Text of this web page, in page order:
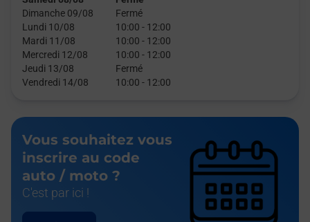
Dimanche 09/08
Fermé
Lundi 10/08
10:00 - 12:00
Mardi 11/08
10:00 - 12:00
Mercredi 12/08
10:00 - 12:00
Jeudi 13/08
Fermé
Vendredi 14/08
10:00 - 12:00
Vous souhaitez vous
inscrire au code
auto / moto ?
C'est par ici !